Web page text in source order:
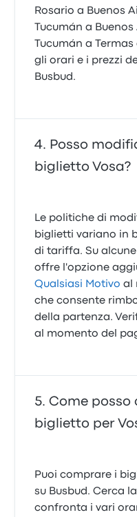
Rosario a Buenos
Tucumán a
Tucumán a
gli orari e i prezzi
Busbud.
Posso
biglietto Vosa?
Le politiche di
biglietti variano in
di tariffa. Su
offre l'opzione
Qualsiasi Motivo al
che consente
della partenza.
al momento del
Come posso
biglietto per
Puoi comprare i
su Busbud. Cerca
confronta i vari